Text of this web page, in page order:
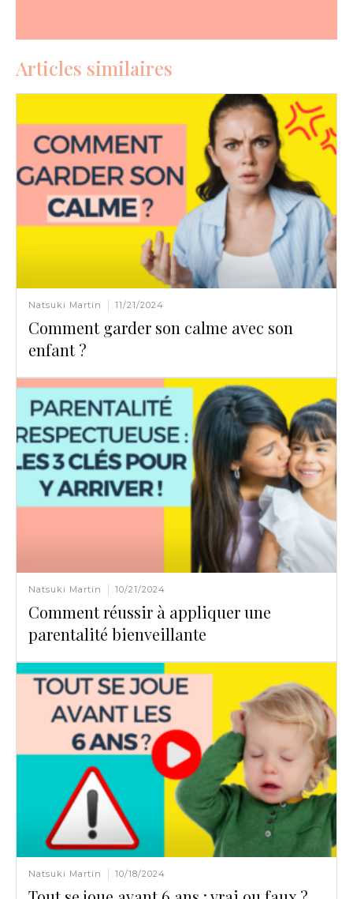
Articles similaires
Natsuki Martin 11/21/2024
Comment garder son calme avec son
enfant ?
Natsuki Martin 10/21/2024
Comment réussir à appliquer une
parentalité bienveillante
Natsuki Martin 10/18/2024